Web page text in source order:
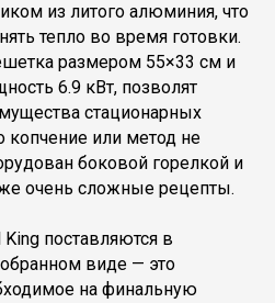
из литого алюминия, что
тепло во время готовки.
размером 55×33 см и
6.9 кВт, позволят
стационарных
копчение или метод не
боковой горелкой и
очень сложные рецепты.
поставляются в
виде — это
на финальную